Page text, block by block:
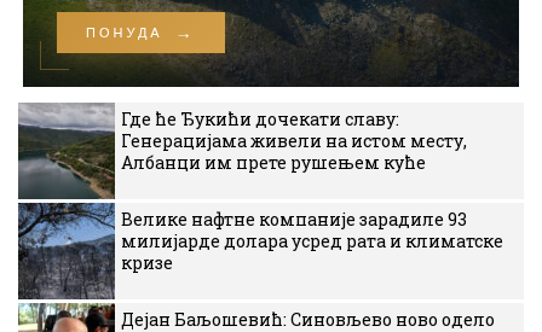
Где ће Ђукићи дочекати славу:
Генерацијама живели на истом месту,
Албанци им прете рушењем куће
Велике нафтне компаније зарадиле 93
милијарде долара усред рата и климатске
кризе
Дејан Баљошевић: Синовљево ново одело